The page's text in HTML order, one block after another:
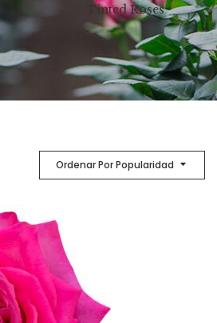
Tinted Roses
Ordenar Por Popularidad